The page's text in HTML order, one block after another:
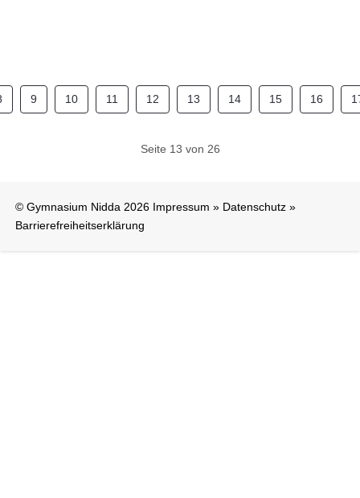
9 10 11 12 13 14 15 16
Seite 13 von 26
© Gymnasium Nidda 2026 Impressum » Datenschutz »
Barrierefreiheitserklärung